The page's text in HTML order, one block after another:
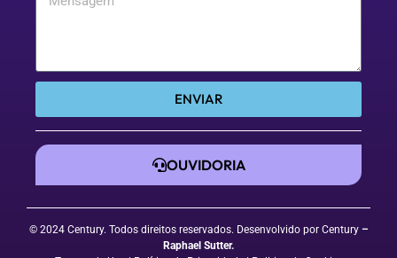
ENVIAR
OUVIDORIA
© 2024 Century. Todos direitos reservados. Desenvolvido por Century –
Raphael Sutter.